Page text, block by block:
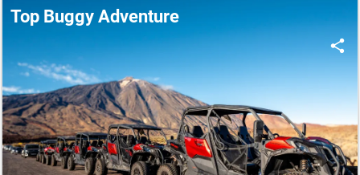
DE:140
Top Buggy Adventure